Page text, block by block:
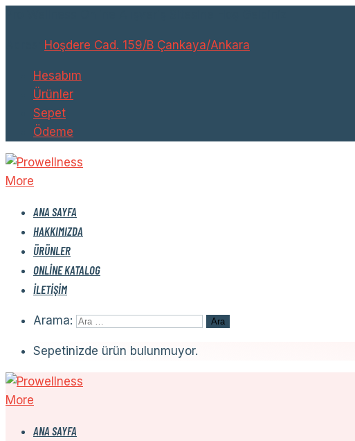
Hoşdere Cad. 159/B Çankaya/Ankara
Hesabım
Ürünler
Sepet
Ödeme
More
ANA SAYFA
HAKKIMIZDA
ÜRÜNLER
ONLINE KATALOG
İLETIŞIM
Arama:
Sepetinizde ürün bulunmuyor.
More
ANA SAYFA